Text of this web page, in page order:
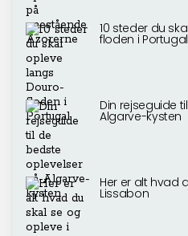
10 steder du
floden i Portugal
Din rejseguide
Algarve-kysten
Her er alt hvad
Lissabon